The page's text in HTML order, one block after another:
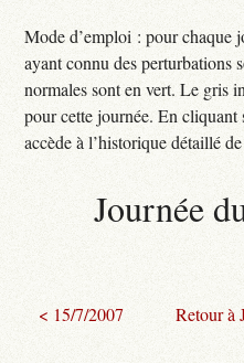
Mode d’emploi : pour chaque
ayant connu des perturbations
normales sont en vert. Le gris
pour cette journée. En cliquant
accède à l’historique détaillé
Journée
< 15/7/2007 Retour à